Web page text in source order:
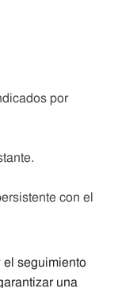
por
con el
el seguimiento
una